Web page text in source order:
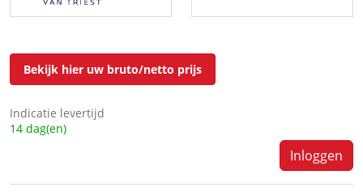
Bekijk hier uw bruto/netto prijs
Indicatie levertijd
14 dag(en)
Inloggen